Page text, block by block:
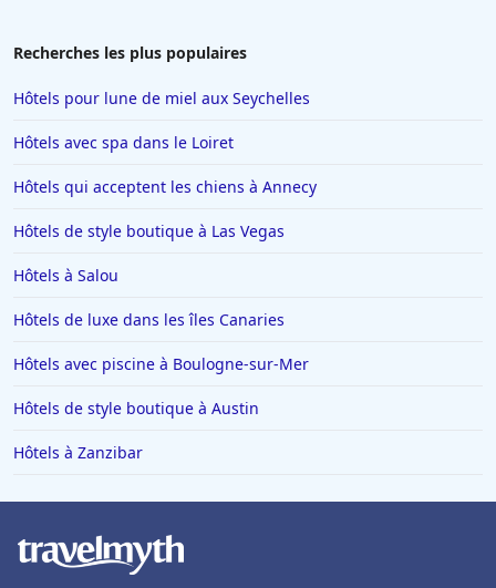
Recherches les plus populaires
Hôtels pour lune de miel aux Seychelles
Hôtels avec spa dans le Loiret
Hôtels qui acceptent les chiens à Annecy
Hôtels de style boutique à Las Vegas
Hôtels à Salou
Hôtels de luxe dans les îles Canaries
Hôtels avec piscine à Boulogne-sur-Mer
Hôtels de style boutique à Austin
Hôtels à Zanzibar